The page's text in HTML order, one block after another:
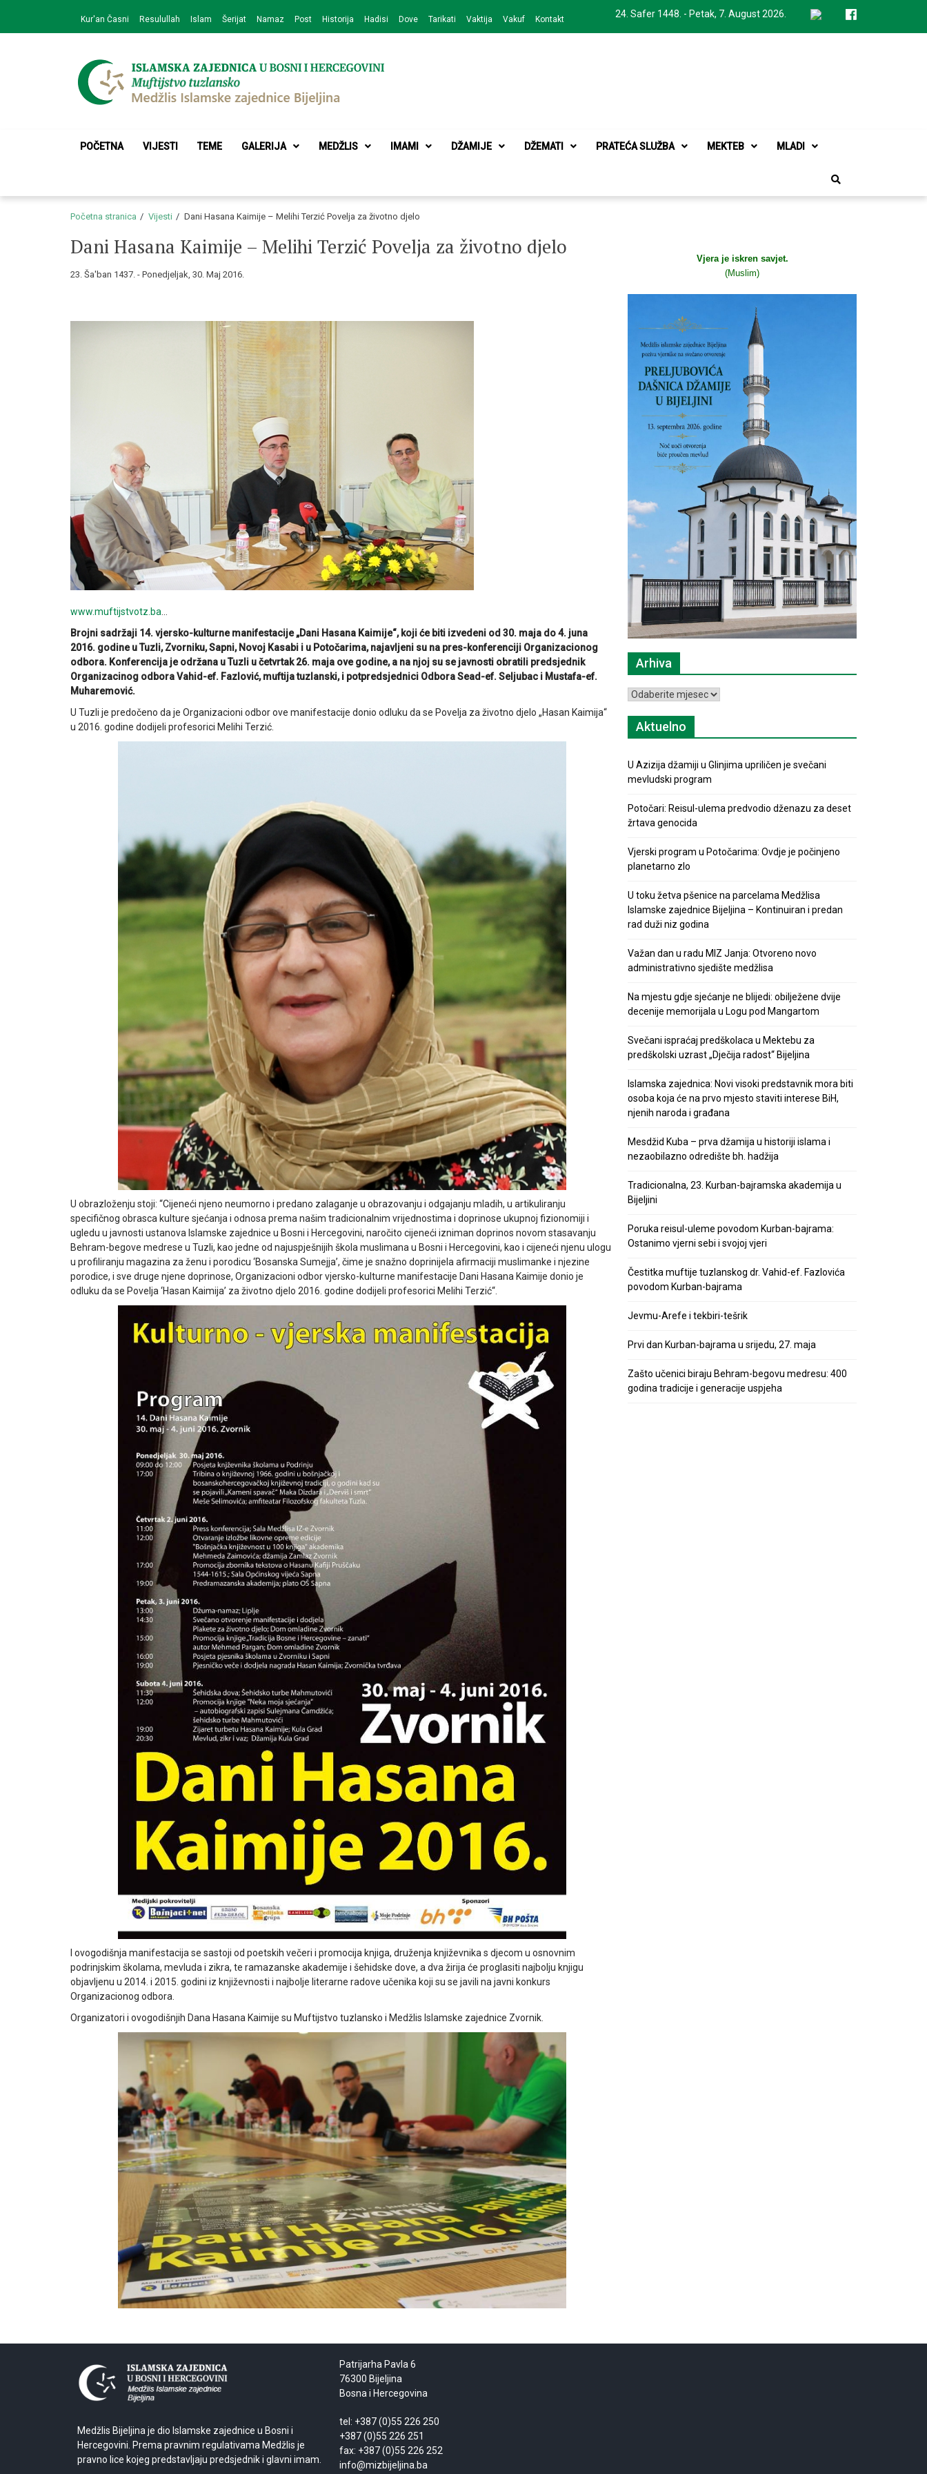
navigation
content
24. Safer 1448. - Petak, 7. August 2026.
Kur'an Časni Resulullah Islam Šerijat Namaz Post Historija Hadisi Dove Tarikati Vaktija Vakuf Kontakt
Medžlis Islamske zajednice Bijeljina
POČETNA VIJESTI TEME GALERIJA MEDŽLIS IMAMI DŽAMIJE DŽEMATI PRATEĆA SLUŽBA MEKTEB MLADI
Početna stranica Vijesti Dani Hasana Kaimije – Melihi Terzić Povelja za životno djelo
Dani Hasana Kaimije – Melihi Terzić Povelja za životno djelo
23. Ša'ban 1437. - Ponedjeljak, 30. Maj 2016.
www.muftijstvotz.ba
Brojni sadržaji 14. vjersko-kulturne manifestacije „Dani Hasana Kaimije“, koji će biti izvedeni od 30. maja do 4. juna
2016. godine u Tuzli, Zvorniku, Sapni, Novoj Kasabi i u Potočarima, najavljeni su na pres-konferenciji Organizacionog
odbora. Konferencija je održana u Tuzli u četvrtak 26. maja ove godine, a na njoj su se javnosti obratili predsjednik
Organizacinog odbora Vahid-ef. Fazlović, muftija tuzlanski, i potpredsjednici Odbora Sead-ef. Seljubac i Mustafa-ef.
Muharemović.
U Tuzli je predočeno da je Organizacioni odbor ove manifestacije donio odluku da se Povelja za životno djelo „Hasan Kaimija“
u 2016. godine dodijeli profesorici Melihi Terzić.
U obrazloženju stoji: “Cijeneći njeno neumorno i predano zalaganje u obrazovanju i odgajanju mladih, u artikuliranju
specifičnog obrasca kulture sjećanja i odnosa prema našim tradicionalnim vrijednostima i doprinose ukupnoj fizionomiji i
ugledu u javnosti ustanova Islamske zajednice u Bosni i Hercegovini, naročito cijeneći izniman doprinos novom stasavanju
Behram-begove medrese u Tuzli, kao jedne od najuspješnijih škola muslimana u Bosni i Hercegovini, kao i cijeneći njenu ulogu
u profiliranju magazina za ženu i porodicu ‘Bosanska Sumejja’, čime je snažno doprinijela afirmaciji muslimanke i njezine
porodice, i sve druge njene doprinose, Organizacioni odbor vjersko-kulturne manifestacije Dani Hasana Kaimije donio je
odluku da se Povelja ‘Hasan Kaimija’ za životno djelo 2016. godine dodijeli profesorici Melihi Terzić“.
I ovogodišnja manifestacija se sastoji od poetskih večeri i promocija knjiga, druženja književnika s djecom u osnovnim
podrinjskim školama, mevluda i zikra, te ramazanske akademije i šehidske dove, a dva žirija će proglasiti najbolju knjigu
objavljenu u 2014. i 2015. godini iz književnosti i najbolje literarne radove učenika koji su se javili na javni konkurs
Organizacionog odbora.
Organizatori i ovogodišnjih Dana Hasana Kaimije su Muftijstvo tuzlansko i Medžlis Islamske zajednice Zvornik.
Vjera je iskren savjet.
(Muslim)
Arhiva
Arhiva
Aktuelno
U Azizija džamiji u Glinjima upriličen je svečani
mevludski program
Potočari: Reisul-ulema predvodio dženazu za deset
žrtava genocida
Vjerski program u Potočarima: Ovdje je počinjeno
planetarno zlo
U toku žetva pšenice na parcelama Medžlisa
Islamske zajednice Bijeljina – Kontinuiran i predan
rad duži niz godina
Važan dan u radu MIZ Janja: Otvoreno novo
administrativno sjedište medžlisa
Na mjestu gdje sjećanje ne blijedi: obilježene dvije
decenije memorijala u Logu pod Mangartom
Svečani ispraćaj predškolaca u Mektebu za
predškolski uzrast „Dječija radost“ Bijeljina
Islamska zajednica: Novi visoki predstavnik mora biti
osoba koja će na prvo mjesto staviti interese BiH,
njenih naroda i građana
Mesdžid Kuba – prva džamija u historiji islama i
nezaobilazno odredište bh. hadžija
Tradicionalna, 23. Kurban-bajramska akademija u
Bijeljini
Poruka reisul-uleme povodom Kurban-bajrama:
Ostanimo vjerni sebi i svojoj vjeri
Čestitka muftije tuzlanskog dr. Vahid-ef. Fazlovića
povodom Kurban-bajrama
Jevmu-Arefe i tekbiri-tešrik
Prvi dan Kurban-bajrama u srijedu, 27. maja
Zašto učenici biraju Behram-begovu medresu: 400
godina tradicije i generacije uspjeha
Medžlis Bijeljina je dio Islamske zajednice u Bosni i
Hercegovini. Prema pravnim regulativama Medžlis je
pravno lice kojeg predstavljaju predsjednik i glavni imam.
Patrijarha Pavla 6
76300 Bijeljina
Bosna i Hercegovina
tel: +387 (0)55 226 250
+387 (0)55 226 251
fax: +387 (0)55 226 252
info@mizbijeljina.ba